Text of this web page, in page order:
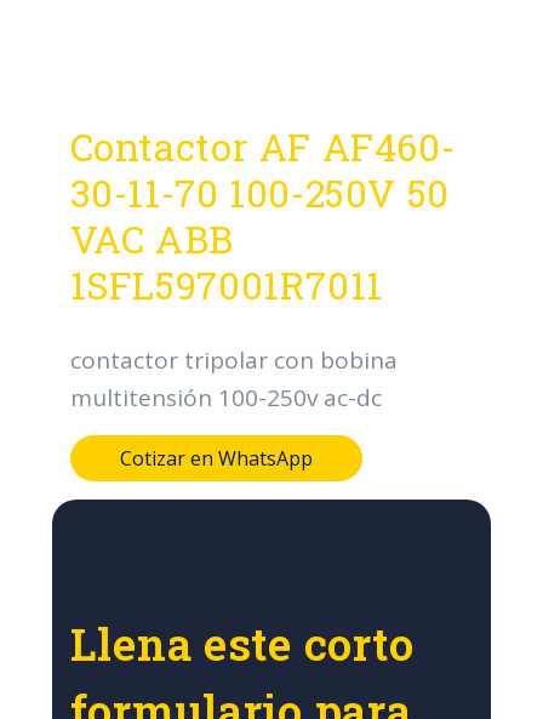
Contactor AF AF460-
30-11-70 100-250V 50
VAC ABB
1SFL597001R7011
contactor tripolar con bobina
multitensión 100-250v ac-dc
Cotizar en WhatsApp
Llena este corto